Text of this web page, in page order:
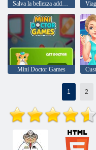
Mini Doctor Games
1 2